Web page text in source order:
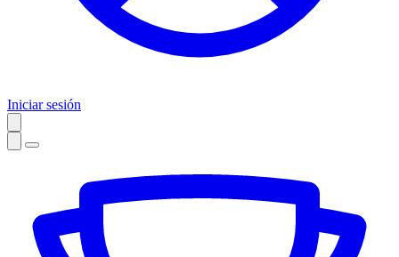
Iniciar sesión